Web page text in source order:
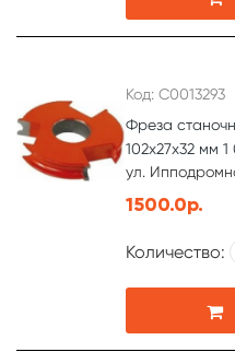
Код: С0013293
Фреза
102х27х32 мм
ул.
1500.0р.
Количество: